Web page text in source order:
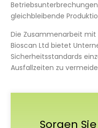
gleichbleibende
Die Zusammenarbeit
Bioscan Ltd bietet
Sicherheitsstandards
Ausfallzeiten zu
Sorgen